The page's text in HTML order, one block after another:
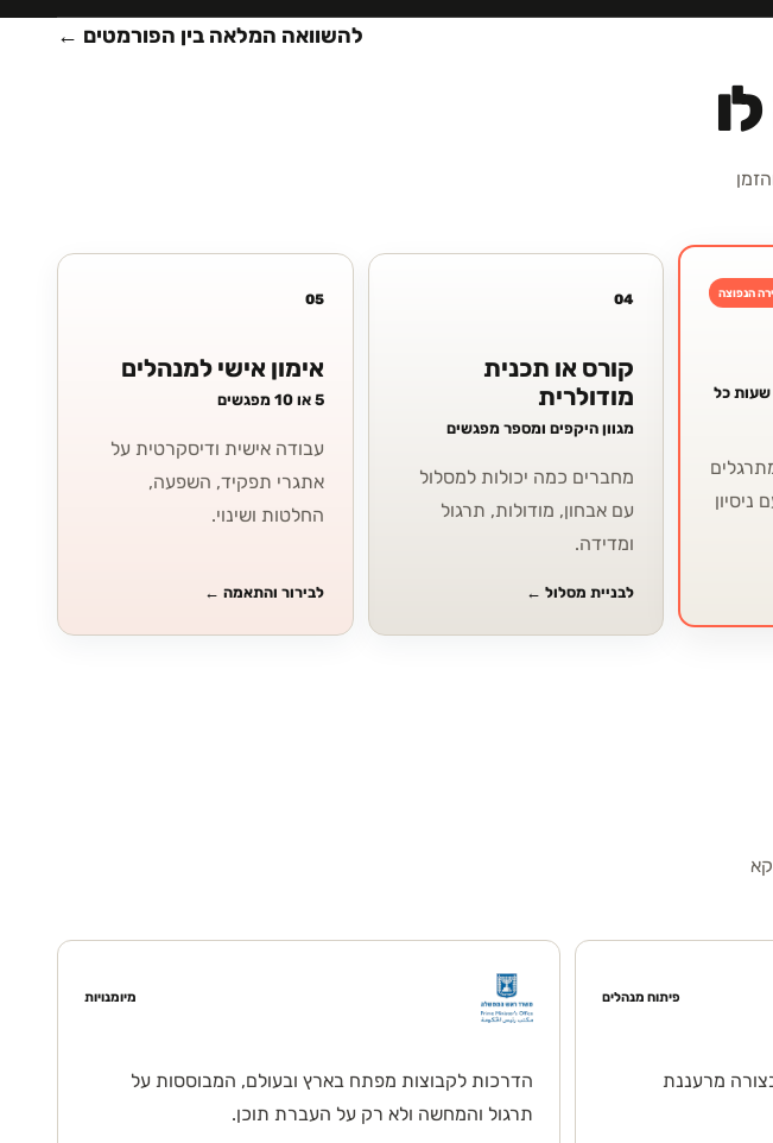
להשוואה המלאה בין הפורמטים ←
הנפוצה
2-5 מפגשים, בדרך כלל 3 שעות כל
ניסיון
04
קורס או תכנית
מודולרית
מגוון היקפים ומספר מפגשים
מחברים כמה יכולות למסלול
עם אבחון, מודולות, תרגול
ומדידה.
לבניית מסלול←
05
אימון אישי למנהלים
5 או 10 מפגשים
עבודה אישית ודיסקרטית על
אתגרי תפקיד, השפעה,
החלטות ושינוי.
לבירור והתאמה ←
פיתוח מנהלים
מרעננת
מיומנויות
הדרכות לקבוצות מפתח בארץ ובעולם, המבוססות על
תרגול והמחשה ולא רק על העברת תוכן.